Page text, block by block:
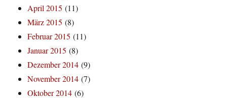
April 2015 (11)
März 2015 (8)
Februar 2015 (11)
Januar 2015 (8)
Dezember 2014 (9)
November 2014 (7)
Oktober 2014 (6)